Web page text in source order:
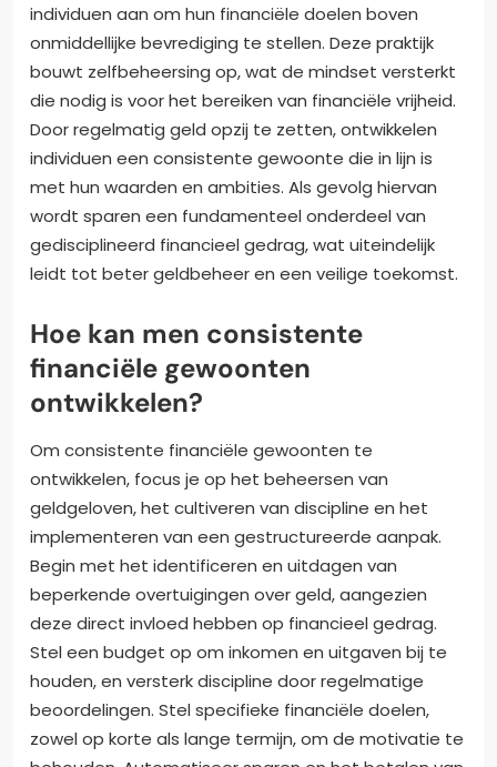
individuen aan om hun financiële doelen boven
onmiddellijke bevrediging te stellen. Deze praktijk
bouwt zelfbeheersing op, wat de mindset versterkt
die nodig is voor het bereiken van financiële vrijheid.
Door regelmatig geld opzij te zetten, ontwikkelen
individuen een consistente gewoonte die in lijn is
met hun waarden en ambities. Als gevolg hiervan
wordt sparen een fundamenteel onderdeel van
gedisciplineerd financieel gedrag, wat uiteindelijk
leidt tot beter geldbeheer en een veilige toekomst.
Hoe kan men consistente
financiële gewoonten
ontwikkelen?
Om consistente financiële gewoonten te
ontwikkelen, focus je op het beheersen van
geldgeloven, het cultiveren van discipline en het
implementeren van een gestructureerde aanpak.
Begin met het identificeren en uitdagen van
beperkende overtuigingen over geld, aangezien
deze direct invloed hebben op financieel gedrag.
Stel een budget op om inkomen en uitgaven bij te
houden, en versterk discipline door regelmatige
beoordelingen. Stel specifieke financiële doelen,
zowel op korte als lange termijn, om de motivatie te